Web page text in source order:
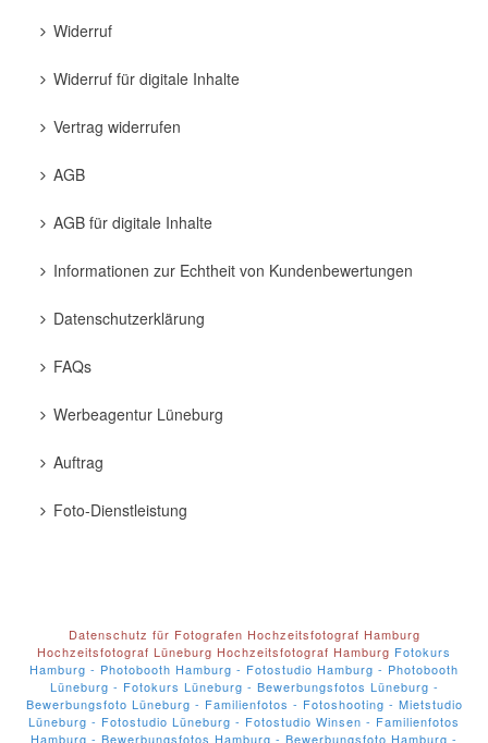
Widerruf
Widerruf für digitale Inhalte
Vertrag widerrufen
AGB
AGB für digitale Inhalte
Informationen zur Echtheit von Kundenbewertungen
Datenschutzerklärung
FAQs
Werbeagentur Lüneburg
Auftrag
Foto-Dienstleistung
Datenschutz für Fotografen Hochzeitsfotograf Hamburg
Hochzeitsfotograf Lüneburg Hochzeitsfotograf Hamburg Fotokurs
Hamburg - Photobooth Hamburg - Fotostudio Hamburg - Photobooth
Lüneburg - Fotokurs Lüneburg - Bewerbungsfotos Lüneburg -
Bewerbungsfoto Lüneburg - Familienfotos - Fotoshooting - Mietstudio
Lüneburg - Fotostudio Lüneburg - Fotostudio Winsen - Familienfotos
Hamburg - Bewerbungsfotos Hamburg - Bewerbungsfoto Hamburg -